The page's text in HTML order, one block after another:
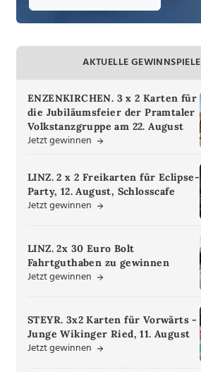
AKTUELLE GEWINNSPIELE
ENZENKIRCHEN. 3 x 2 Karten für
die Jubiläumsfeier der Pramtaler
Volkstanzgruppe am 22. August
Jetzt gewinnen
LINZ. 2 x 2 Freikarten für Eclipse-
Party, 12. August, Schlosscafe
Jetzt gewinnen
LINZ. 2x 30 Euro Bolt
Fahrtguthaben zu gewinnen
Jetzt gewinnen
STEYR. 3x2 Karten für Vorwärts -
Junge Wikinger Ried, 11. August
Jetzt gewinnen